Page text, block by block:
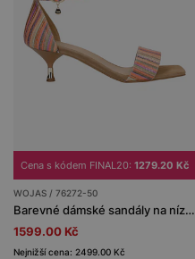
Cena s kódem FINAL20: 1279.20 Kč
WOJAS / 76272-50
Barevné dámské sandály na nízkém podpatku
1599.00 Kč
Nejnižší cena: 2499.00 Kč